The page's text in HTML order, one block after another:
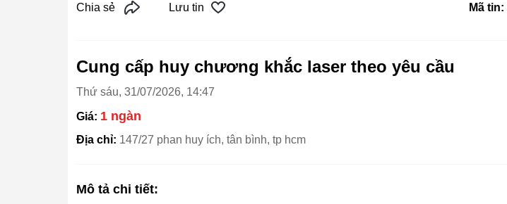
Chia sẻ Lưu tin Mã tin:
Cung cấp huy chương khắc laser theo yêu cầu
Thứ sáu, 31/07/2026, 14:47
Giá: 1 ngàn
Địa chỉ: 147/27 phan huy ích, tân bình, tp hcm
Mô tả chi tiết: